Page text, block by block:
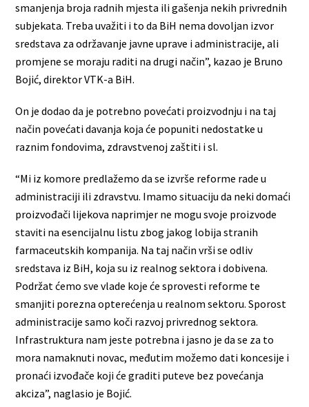
smanjenja broja radnih mjesta ili gašenja nekih privrednih
subjekata. Treba uvažiti i to da BiH nema dovoljan izvor
sredstava za održavanje javne uprave i administracije, ali
promjene se moraju raditi na drugi način”, kazao je Bruno
Bojić, direktor VTK-a BiH.
On je dodao da je potrebno povećati proizvodnju i na taj
način povećati davanja koja će popuniti nedostatke u
raznim fondovima, zdravstvenoj zaštiti i sl.
“Mi iz komore predlažemo da se izvrše reforme rade u
administraciji ili zdravstvu. Imamo situaciju da neki domaći
proizvođači lijekova naprimjer ne mogu svoje proizvode
staviti na esencijalnu listu zbog jakog lobija stranih
farmaceutskih kompanija. Na taj način vrši se odliv
sredstava iz BiH, koja su iz realnog sektora i dobivena.
Podržat ćemo sve vlade koje će sprovesti reforme te
smanjiti porezna opterećenja u realnom sektoru. Sporost
administracije samo koči razvoj privrednog sektora.
Infrastruktura nam jeste potrebna i jasno je da se za to
mora namaknuti novac, međutim možemo dati koncesije i
pronaći izvođače koji će graditi puteve bez povećanja
akciza”, naglasio je Bojić.